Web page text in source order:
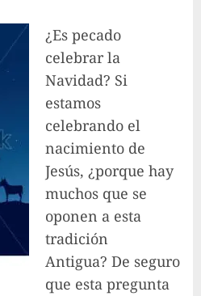
¿Es pecado
celebrar la
Navidad? Si
estamos
celebrando el
nacimiento de
Jesús, ¿porque hay
muchos que se
oponen a esta
tradición
Antigua? De seguro
que esta pregunta